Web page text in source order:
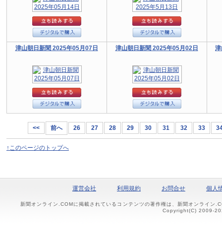
津山朝日新聞 2025年05月07日 津山朝日新聞 2025年05月02日
<< 前へ 26 27 28 29 30 31 32 33
↑このページのトップへ
運営会社 利用規約 お問合せ 個人
新聞オンライン.COMに掲載されているコンテンツの著作権は、新聞オンライン
Copyright(C) 2009-